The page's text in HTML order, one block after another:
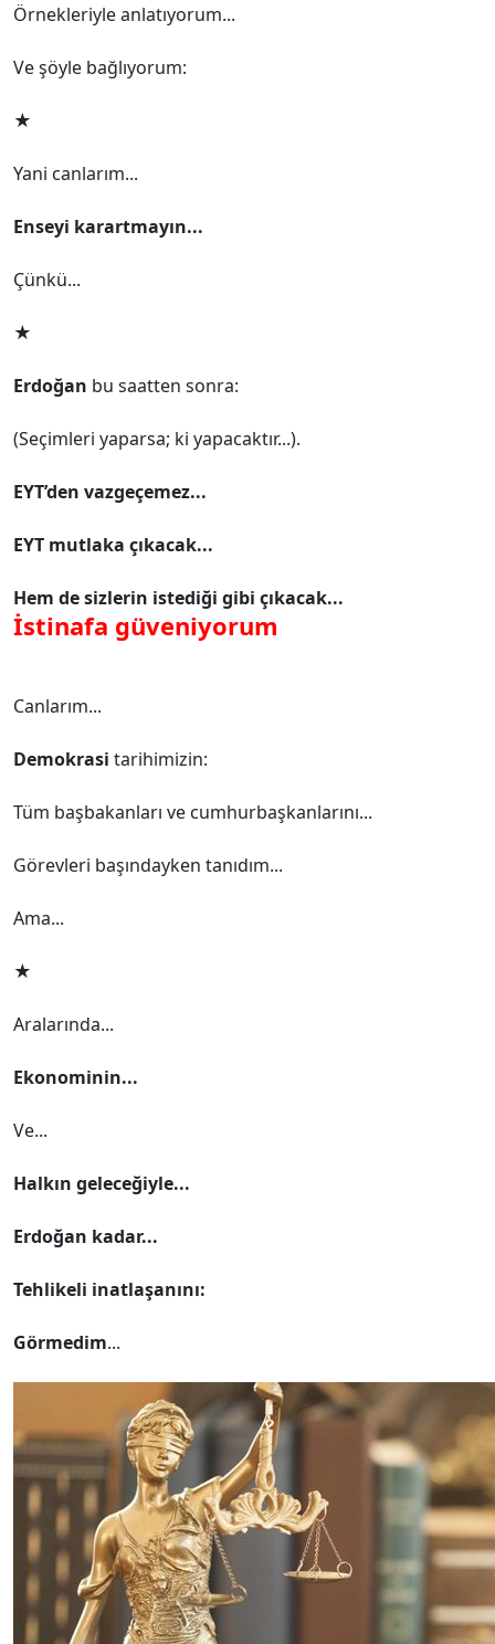
Örnekleriyle anlatıyorum...
Ve şöyle bağlıyorum:
★
Yani canlarım...
Enseyi karartmayın...
Çünkü...
★
Erdoğan bu saatten sonra:
(Seçimleri yaparsa; ki yapacaktır...).
EYT’den vazgeçemez...
EYT mutlaka çıkacak...
Hem de sizlerin istediği gibi çıkacak...
İstinafa güveniyorum
Canlarım...
Demokrasi tarihimizin:
Tüm başbakanları ve cumhurbaşkanlarını...
Görevleri başındayken tanıdım...
Ama...
★
Aralarında...
Ekonominin...
Ve...
Halkın geleceğiyle...
Erdoğan kadar...
Tehlikeli inatlaşanını:
Görmedim...